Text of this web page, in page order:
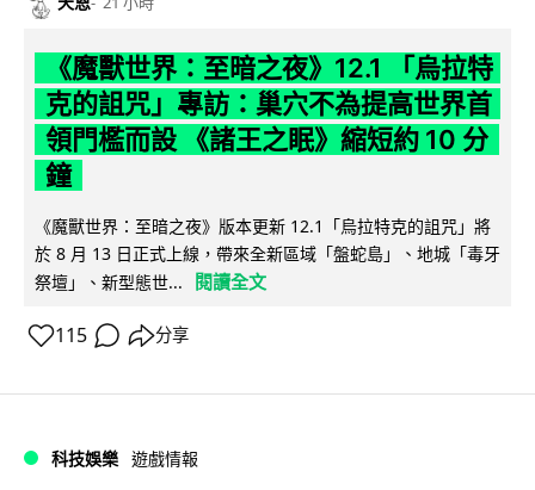
《魔獸世界：至暗之夜》12.1 「烏拉特
克的詛咒」專訪：巢穴不為提高世界首
領門檻而設 《諸王之眠》縮短約 10 分
鐘
《魔獸世界：至暗之夜》版本更新 12.1「烏拉特克的詛咒」將
於 8 月 13 日正式上線，帶來全新區域「盤蛇島」、地城「毒牙
祭壇」、新型態世...
閱讀全文
115 分享
科技娛樂 遊戲情報